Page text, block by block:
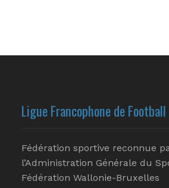
Ligue Francophone de
Fédération sportive reconnue
l’Administration Générale du
Fédération Wallonie-Bruxelles